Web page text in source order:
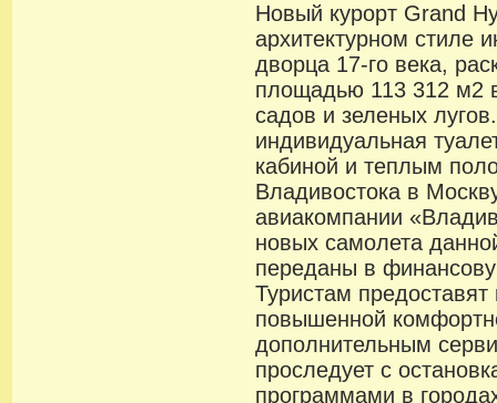
Новый курорт Grand
архитектурном стиле
дворца 17-го века,
площадью 113 312 м2
садов и зеленых
индивидуальная
кабиной и теплым
Владивостока в
авиакомпании
новых самолета
переданы в
Туристам
повышенной
дополнительным
проследует с
программами в